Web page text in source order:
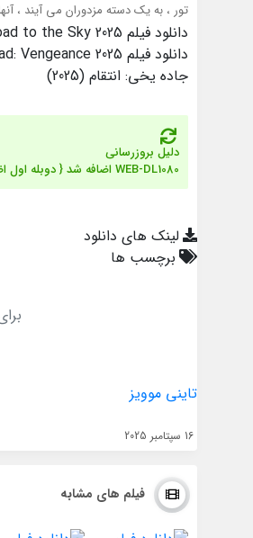
تور ، به یک دسته مزدوران می آیند ،
دانلود فیلم Ice Road 2: Road to the Sky 2025
دانلود فیلم Ice Road: Vengeance 2025
جاده یخی: انتقام (2025)
دلیل بروزرسانی
WEB-DL1080 اضافه شد { دوبله اول اضافه شد }
لینک های دانلود
برچسب ها
تاینی موویز
16 سپتامبر 2025
فیلم های مشابه